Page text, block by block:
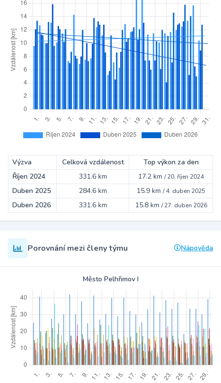
Výzva Celková vzdálenost
Top výkon za den
Říjen 2024
331.6 km 17.2 km /20. říjen 2024
Duben 2025 284.6 km 15.9 km /4. duben 2025
Duben 2026 331.6 km 15.8 km /27. duben 2026
Porovnání mezi členy týmu Nápověda
Město Pelhřimov I